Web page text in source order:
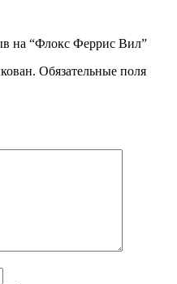
на “Флокс Феррис Вил”
Обязательные поля